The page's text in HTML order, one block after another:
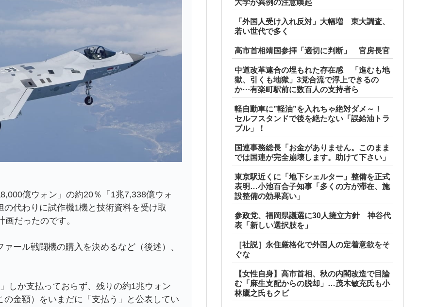
億ウォン」の約20％「1兆7,338億ウォ
代わりに試作機1機と技術資料を受け取
だったのです。
ール戦闘機の購入を決めるなど（後述）、
しか支払っておらず、残りの約1兆ウォン
金額）をいまだに「支払う」と公表してい
大学が異例の注意喚起
「外国人受け入れ反対」大幅増 東大調査、
若い世代で多く
高市首相靖国参拝「適切に判断」 官房長官
中道改革連合の埋もれた存在感 「進むも地
獄、引くも地獄」3党合流で浮上できるの
か⋯有楽町駅前に数百人の支持者ら
軽自動車に”軽油”を入れちゃ絶対ダメ～！
セルフスタンドで後を絶たない「誤給油トラ
ブル」！
国連事務総長「お金がありません。このまま
では国連が完全崩壊します。助けて下さい」
東京駅近くに「地下シェルター」整備を正式
表明…小池百合子知事「多くの方が滞在、施
設整備の効果高い」
参政党、福岡県議選に30人擁立方針 神谷代
表「新しい選択肢を」
［社説］永住厳格化で外国人の定着意欲をそ
ぐな
【女性自身】高市首相、秋の内閣改造で目論
む「麻生支配からの脱却」…茂木敏充氏も小
林鷹之氏もクビ